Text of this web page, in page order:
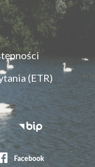
(ETR)